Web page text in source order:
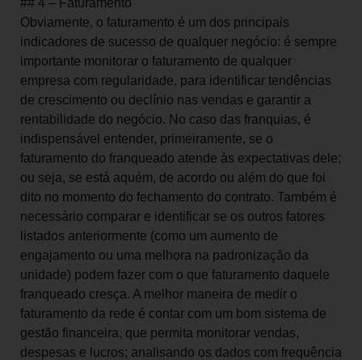
Obviamente, o faturamento é um dos principais
indicadores de sucesso de qualquer negócio: é sempre
importante monitorar o faturamento de qualquer
empresa com regularidade, para identificar tendências
de crescimento ou declínio nas vendas e garantir a
rentabilidade do negócio. No caso das franquias, é
indispensável entender, primeiramente, se o
faturamento do franqueado atende às expectativas dele;
ou seja, se está aquém, de acordo ou além do que foi
dito no momento do fechamento do contrato. Também é
necessário comparar e identificar se os outros fatores
listados anteriormente (como um aumento de
engajamento ou uma melhora na padronização da
unidade) podem fazer com o que faturamento daquele
franqueado cresça. A melhor maneira de medir o
faturamento da rede é contar com um bom sistema de
gestão financeira, que permita monitorar vendas,
despesas e lucros; analisando os dados com frequência